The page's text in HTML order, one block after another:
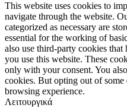
This website uses cookies to
navigate through the website.
categorized as necessary are
essential for the working of
also use third-party cookies
you use this website. These
only with your consent. You
cookies. But opting out of
browsing experience.
Λειτουργικά